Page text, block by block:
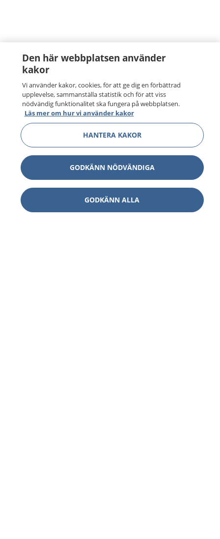
Den här webbplatsen använder
kakor
Vi använder kakor, cookies, för att ge dig en förbättrad
upplevelse, sammanställa statistik och för att viss
nödvändig funktionalitet ska fungera på webbplatsen.
Läs mer om hur vi använder kakor
HANTERA KAKOR
GODKÄNN NÖDVÄNDIGA
GODKÄNN ALLA